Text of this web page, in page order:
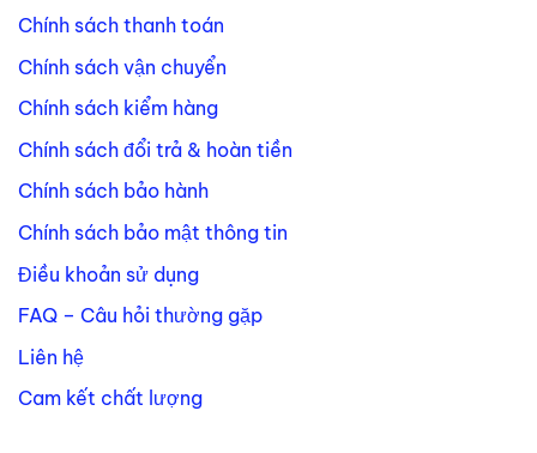
Chính sách thanh toán
Chính sách vận chuyển
Chính sách kiểm hàng
Chính sách đổi trả & hoàn tiền
Chính sách bảo hành
Chính sách bảo mật thông tin
Điều khoản sử dụng
FAQ – Câu hỏi thường gặp
Liên hệ
Cam kết chất lượng